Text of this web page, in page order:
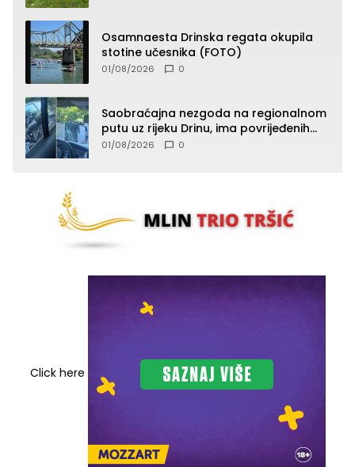
Osamnaesta Drinska regata okupila
stotine učesnika (FOTO)
01/08/2026 0
Saobraćajna nezgoda na regionalnom
putu uz rijeku Drinu, ima povrijeđenih
lica (FOTO)
01/08/2026 0
Click here